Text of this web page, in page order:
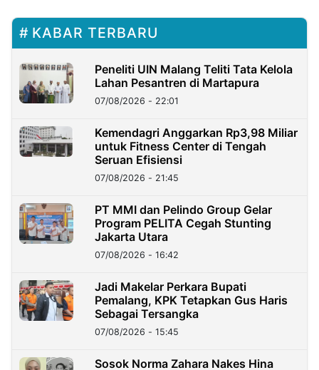
KABAR TERBARU
Peneliti UIN Malang Teliti Tata Kelola
Lahan Pesantren di Martapura
07/08/2026 - 22:01
Kemendagri Anggarkan Rp3,98 Miliar
untuk Fitness Center di Tengah
Seruan Efisiensi
07/08/2026 - 21:45
PT MMI dan Pelindo Group Gelar
Program PELITA Cegah Stunting
Jakarta Utara
07/08/2026 - 16:42
Jadi Makelar Perkara Bupati
Pemalang, KPK Tetapkan Gus Haris
Sebagai Tersangka
07/08/2026 - 15:45
Sosok Norma Zahara Nakes Hina